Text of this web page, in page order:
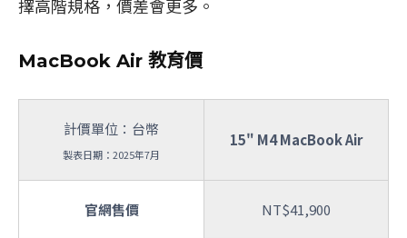
擇高階規格，價差會更多。
MacBook Air 教育價
計價單位：台幣
製表日期：2025年7月
15" M4 MacBook Air
官網售價 NT$41,900